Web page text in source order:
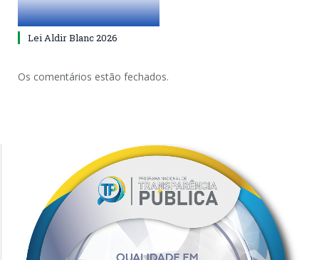
Lei Aldir Blanc 2026
Os comentários estão fechados.